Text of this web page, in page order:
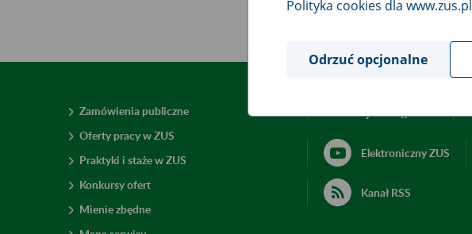
Zamówienia publiczne
Oferty pracy w ZUS
Praktyki i staże w ZUS
Konkursy ofert
Mienie zbędne
Elektroniczny ZUS
Kanał RSS
Polityka cookies dla www.zus.pl
Odrzuć opcjonalne